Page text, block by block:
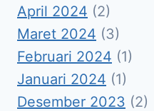
April 2024 (2)
Maret 2024 (3)
Februari 2024 (1)
Januari 2024 (1)
Desember 2023 (2)